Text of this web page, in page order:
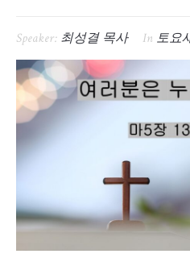
Speaker: 최성결 목사 In 토요